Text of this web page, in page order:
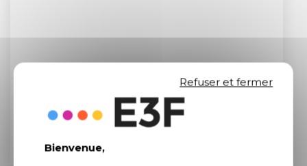
Purée
Bienvenue,
Refuser et fermer